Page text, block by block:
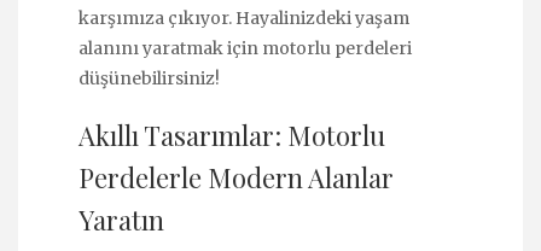
karşımıza çıkıyor. Hayalinizdeki yaşam
alanını yaratmak için motorlu perdeleri
düşünebilirsiniz!
Akıllı Tasarımlar: Motorlu
Perdelerle Modern Alanlar
Yaratın